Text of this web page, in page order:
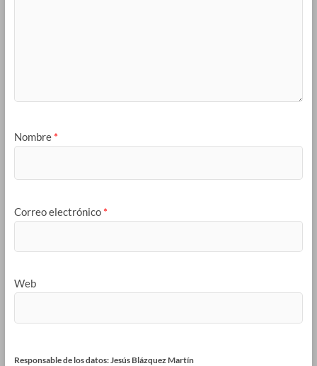
Nombre *
Correo electrónico *
Web
Responsable de los datos: Jesús Blázquez Martín